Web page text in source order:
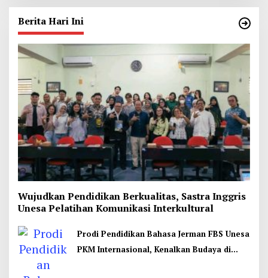
Berita Hari Ini
Wujudkan Pendidikan Berkualitas, Sastra Inggris
Unesa Pelatihan Komunikasi Interkultural
Prodi Pendidikan Bahasa Jerman FBS Unesa
PKM Internasional, Kenalkan Budaya di